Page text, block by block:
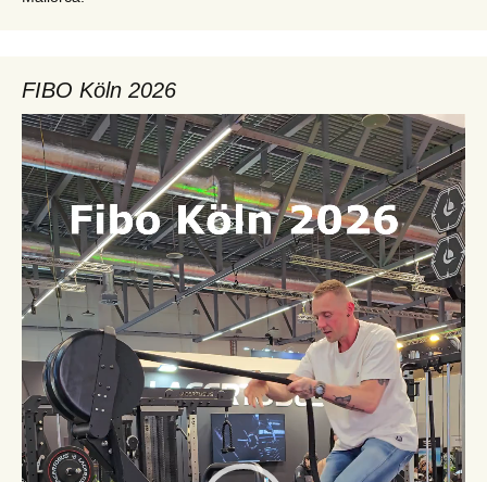
FIBO Köln 2026
Video-
Player